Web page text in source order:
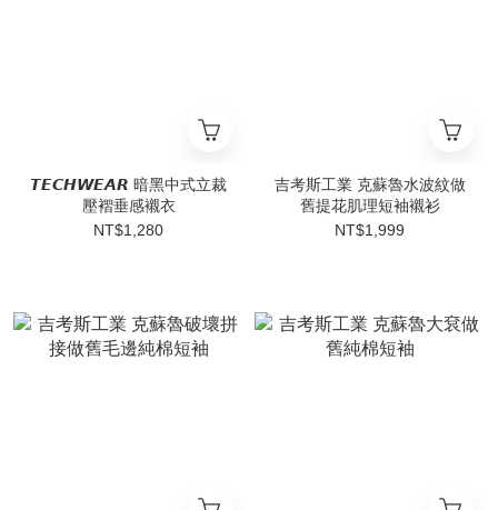
𝙏𝙀𝘾𝙃𝙒𝙀𝘼𝙍 暗黑中式立裁
壓褶垂感襯衣
NT$1,280
吉考斯工業 克蘇魯水波紋做
舊提花肌理短袖襯衫
NT$1,999